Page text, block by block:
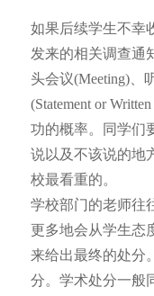
如果后续学生不幸
发来的相关调查通
头会议(Meeting)、
(Statement or
功的概率。同学们
说以及不该说的地
校最看重的。
学校部门的老师往
更多地会从学生态
来给出最终的处分
分。学术处分一般